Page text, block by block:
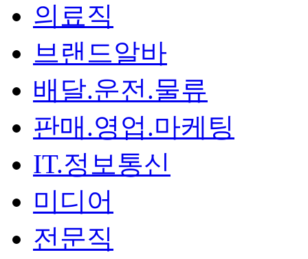
의료직
브랜드알바
배달.운전.물류
판매.영업.마케팅
IT.정보통신
미디어
전문직